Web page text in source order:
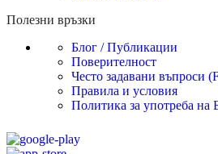
Полезни връзки
Блог / Публикации
Поверителност
Често задавани въпроси
Правила и условия
Политика за употреба на